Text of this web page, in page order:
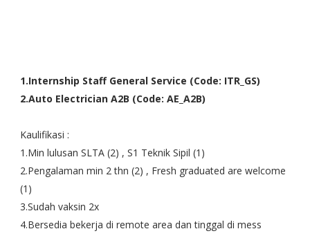
1.Internship Staff General Service (Code: ITR_GS)
2.Auto Electrician A2B (Code: AE_A2B)
Kaulifikasi :
1.Min lulusan SLTA (2) , S1 Teknik Sipil (1)
2.Pengalaman min 2 thn (2) , Fresh graduated are welcome
(1)
3.Sudah vaksin 2x
4.Bersedia bekerja di remote area dan tinggal di mess